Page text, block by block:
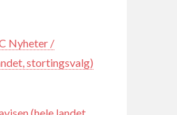
Nyheter /
stortingsvalg)
(hele landet,